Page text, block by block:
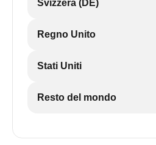
Svizzera (DE)
Regno Unito
Stati Uniti
Resto del mondo